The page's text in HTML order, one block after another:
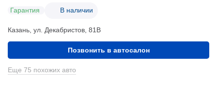
Гарантия В наличии
Казань, ул. Декабристов, 81В
Позвонить в автосалон
Еще 75 похожих авто